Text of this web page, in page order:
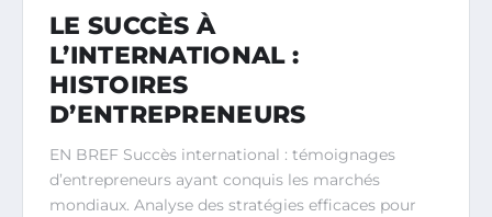
LE SUCCÈS À
L’INTERNATIONAL :
HISTOIRES
D’ENTREPRENEURS
EN BREF Succès international : témoignages
d’entrepreneurs ayant conquis les marchés
mondiaux. Analyse des stratégies efficaces pour